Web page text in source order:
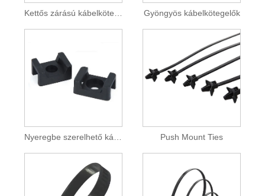
Kettős zárású kábelkötegelők Gyöngyös kábelkötegelők
Nyeregbe szerelhető kábelkötegelők Push Mount Ties